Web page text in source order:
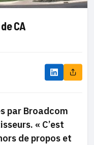
CA
par Broadcom
« C’est
de propos et